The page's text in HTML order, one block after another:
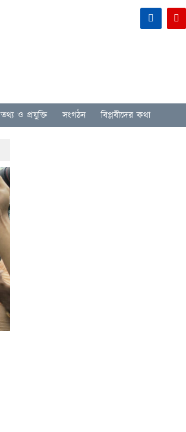
তথ্য ও প্রযুক্তি সংগঠন বিপ্লবীদের কথা